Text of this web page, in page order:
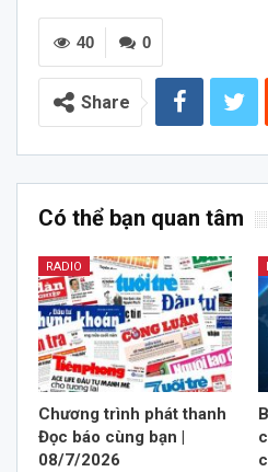
Audio
0
40
Share
Có thể bạn quan tâm
RADIO
Chương trình phát thanh
Đọc báo cùng bạn |
08/7/2026